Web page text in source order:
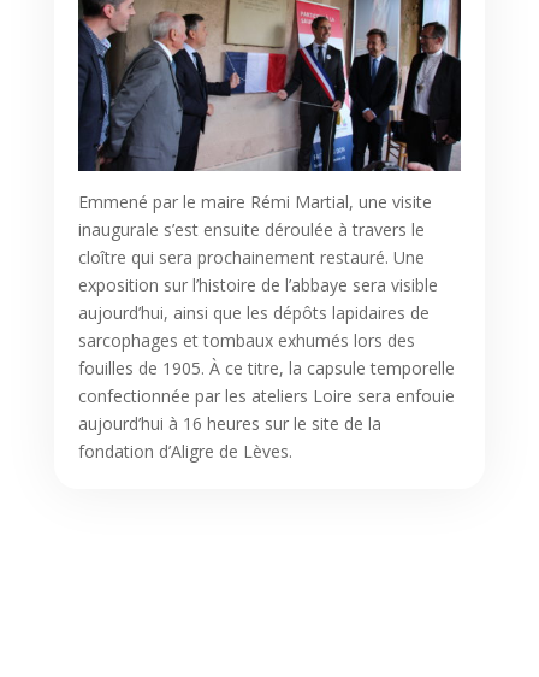
Emmené par le maire Rémi Martial, une visite
inaugurale s’est ensuite déroulée à travers le
cloître qui sera prochainement restauré. Une
exposition sur l’histoire de l’abbaye sera visible
aujourd’hui, ainsi que les dépôts lapidaires de
sarcophages et tombaux exhumés lors des
fouilles de 1905. À ce titre, la capsule temporelle
confectionnée par les ateliers Loire sera enfouie
aujourd’hui à 16 heures sur le site de la
fondation d’Aligre de Lèves.